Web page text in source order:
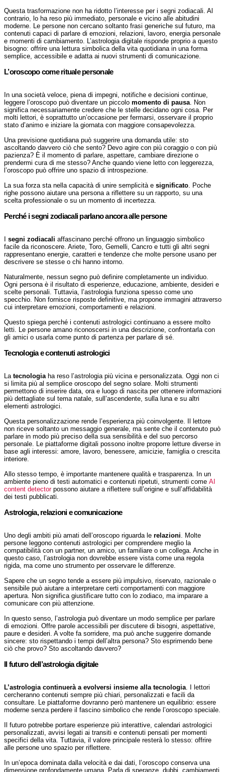
Questa trasformazione non ha ridotto l’interesse per i segni zodiacali. Al
contrario, lo ha reso più immediato, personale e vicino alle abitudini
moderne. Le persone non cercano soltanto frasi generiche sul futuro, ma
contenuti capaci di parlare di emozioni, relazioni, lavoro, energia personale
e momenti di cambiamento. L’astrologia digitale risponde proprio a questo
bisogno: offrire una lettura simbolica della vita quotidiana in una forma
semplice, accessibile e adatta ai nuovi strumenti di comunicazione.
L’oroscopo come rituale personale
In una società veloce, piena di impegni, notifiche e decisioni continue,
leggere l’oroscopo può diventare un piccolo momento di pausa. Non
significa necessariamente credere che le stelle decidano ogni cosa. Per
molti lettori, è soprattutto un’occasione per fermarsi, osservare il proprio
stato d’animo e iniziare la giornata con maggiore consapevolezza.
Una previsione quotidiana può suggerire una domanda utile: sto
ascoltando davvero ciò che sento? Devo agire con più coraggio o con più
pazienza? È il momento di parlare, aspettare, cambiare direzione o
prendermi cura di me stesso? Anche quando viene letto con leggerezza,
l’oroscopo può offrire uno spazio di introspezione.
La sua forza sta nella capacità di unire semplicità e significato. Poche
righe possono aiutare una persona a riflettere su un rapporto, su una
scelta professionale o su un momento di incertezza.
Perché i segni zodiacali parlano ancora alle persone
segni zodiacali affascinano perché offrono un linguaggio simbolico
facile da riconoscere. Ariete, Toro, Gemelli, Cancro e tutti gli altri segni
rappresentano energie, caratteri e tendenze che molte persone usano per
descrivere se stesse o chi hanno intorno.
Naturalmente, nessun segno può definire completamente un individuo.
Ogni persona è il risultato di esperienze, educazione, ambiente, desideri e
scelte personali. Tuttavia, l’astrologia funziona spesso come uno
specchio. Non fornisce risposte definitive, ma propone immagini attraverso
cui interpretare emozioni, comportamenti e relazioni.
Questo spiega perché i contenuti astrologici continuano a essere molto
letti. Le persone amano riconoscersi in una descrizione, confrontarla con
gli amici o usarla come punto di partenza per parlare di sé.
Tecnologia e contenuti astrologici
La tecnologiaha reso l’astrologia più vicina e personalizzata. Oggi non ci
si limita più al semplice oroscopo del segno solare. Molti strumenti
permettono di inserire data, ora e luogo di nascita per ottenere informazioni
più dettagliate sul tema natale, sull’ascendente, sulla luna e su altri
elementi astrologici.
Questa personalizzazione rende l’esperienza più coinvolgente. Il lettore
non riceve soltanto un messaggio generale, ma sente che il contenuto può
parlare in modo più preciso della sua sensibilità e del suo percorso
personale. Le piattaforme digitali possono inoltre proporre letture diverse in
base agli interessi: amore, lavoro, benessere, amicizie, famiglia o crescita
interiore.
Allo stesso tempo, è importante mantenere qualità e trasparenza. In un
ambiente pieno di testi automatici e contenuti ripetuti, strumenti come AI
content detectorpossono aiutare a riflettere sull’origine e sull’affidabilità
dei testi pubblicati.
Astrologia, relazioni e comunicazione
Uno degli ambiti più amati dell’oroscopo riguarda le relazioni. Molte
persone leggono contenuti astrologici per comprendere meglio la
compatibilità con un partner, un amico, un familiare o un collega. Anche in
questo caso, l’astrologia non dovrebbe essere vista come una regola
rigida, ma come uno strumento per osservare le differenze.
Sapere che un segno tende a essere più impulsivo, riservato, razionale o
sensibile può aiutare a interpretare certi comportamenti con maggiore
apertura. Non significa giustificare tutto con lo zodiaco, ma imparare a
comunicare con più attenzione.
In questo senso, l’astrologia può diventare un modo semplice per parlare
di emozioni. Offre parole accessibili per discutere di bisogni, aspettative,
paure e desideri. A volte fa sorridere, ma può anche suggerire domande
sincere: sto rispettando i tempi dell’altra persona? Sto esprimendo bene
ciò che provo? Sto ascoltando davvero?
Il futuro dell’astrologia digitale
L’astrologia continuerà a evolversi insieme alla tecnologia. I lettori
cercheranno contenuti sempre più chiari, personalizzati e facili da
consultare. Le piattaforme dovranno però mantenere un equilibrio: essere
moderne senza perdere il fascino simbolico che rende l’oroscopo speciale.
Il futuro potrebbe portare esperienze più interattive, calendari astrologici
personalizzati, avvisi legati ai transiti e contenuti pensati per momenti
specifici della vita. Tuttavia, il valore principale resterà lo stesso: offrire
alle persone uno spazio per riflettere.
In un’epoca dominata dalla velocità e dai dati, l’oroscopo conserva una
dimensione profondamente umana. Parla di speranze, dubbi, cambiamenti